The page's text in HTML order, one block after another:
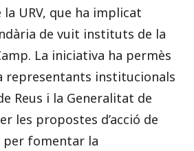
URV, que ha implicat
de vuit instituts de la
La iniciativa ha permès
representants institucionals
Reus i la Generalitat de
les propostes d’acció de
per fomentar la